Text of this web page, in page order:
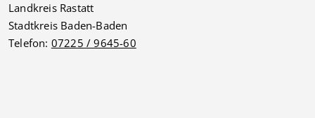
Landkreis Rastatt
Stadtkreis Baden-Baden
Telefon: 07225 / 9645-60